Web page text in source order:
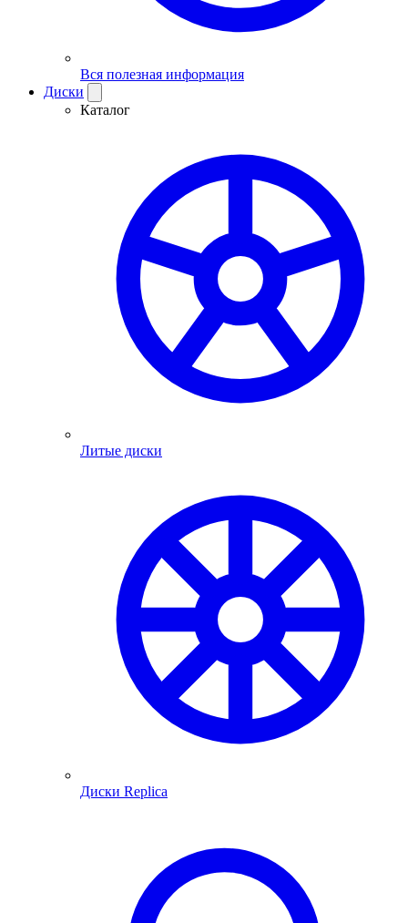
Вся полезная информация
Диски
Каталог
Литые диски
Диски Replica